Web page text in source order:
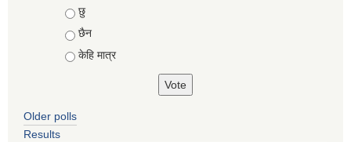
Choices
छु
छैन
केहि मात्र
Older polls
Results